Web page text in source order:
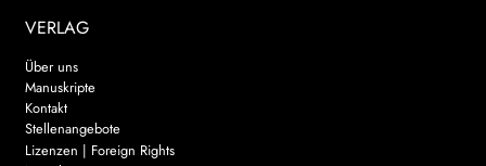
VERLAG
Über uns
Manuskripte
Kontakt
Stellenangebote
Lizenzen | Foreign Rights